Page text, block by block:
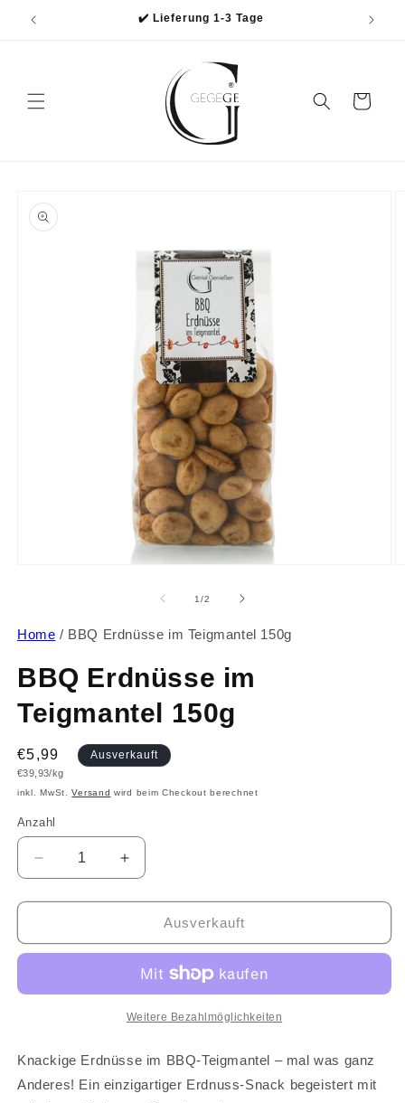
zum
✔️ Lieferung 1-3 Tage
Warenkorb
1/von
2
Home / BBQ Erdnüsse im Teigmantel 150g
BBQ Erdnüsse im
Teigmantel 150g
Normaler
Preis
€5,99
Grundpreis
€39,93/kg
Ausverkauft
inkl. MwSt.Versand wird beim Checkout berechnet
Anzahl
Anzahl
Verringere
die
Menge
BBQ
Teigmantel
Erhöhe
die
Menge
BBQ
Erdnüsse
Teigmantel
150g
Ausverkauft
Weitere Bezahlmöglichkeiten
Knackige Erdnüsse im BBQ-Teigmantel – mal was ganz
Anderes! Ein einzigartiger Erdnuss-Snack begeistert mit